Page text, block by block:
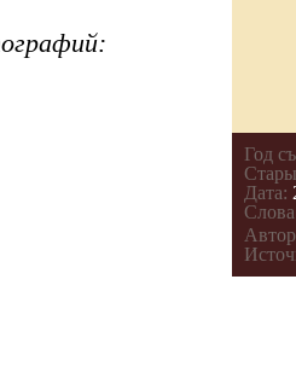
Год
Дата: